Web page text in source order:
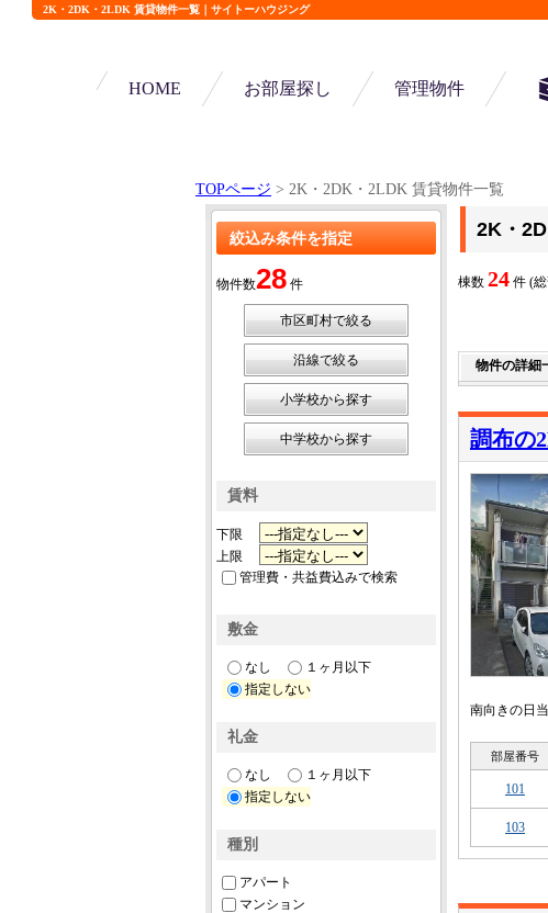
2K・2DK・2LDK 賃貸物件一覧｜サイトーハウジング
HOME お部屋探し 管理物件
TOPページ > 2K・2DK・2LDK 賃貸物件一覧
2K・
棟数 24 件 (総
物件の詳細
調布の
南向きの日
部屋番号
101
103
絞込み条件を指定
物件数28 件
市区町村で絞る
沿線で絞る
小学校から探す
中学校から探す
賃料
下限
上限
管理費・共益費込みで検索
敷金
なし
１ヶ月以下
指定しない
礼金
なし
１ヶ月以下
指定しない
種別
アパート
マンション